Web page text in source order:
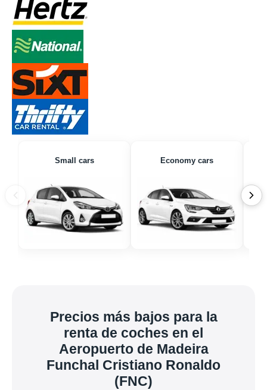
Small cars Economy cars
Precios más bajos para la
renta de coches en el
Aeropuerto de Madeira
Funchal Cristiano Ronaldo
(FNC)